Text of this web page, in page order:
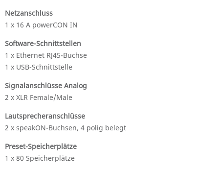
Netzanschluss
1 x 16 A powerCON IN
Software-Schnittstellen
1 x Ethernet RJ45-Buchse
1 x USB-Schnittstelle
Signalanschlüsse Analog
2 x XLR Female/Male
Lautsprecheranschlüsse
2 x speakON-Buchsen, 4 polig belegt
Preset-Speicherplätze
1 x 80 Speicherplätze